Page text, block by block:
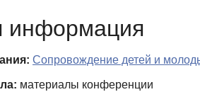
Сопровождение детей и
материалы конференции